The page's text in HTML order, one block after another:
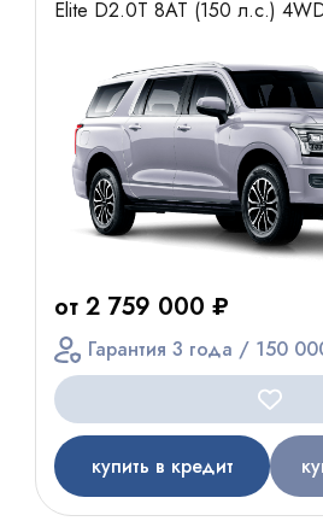
Elite D2.0T 8AT (150 л.с.)
от 2 759 000 ₽
Гарантия 3 года / 150
купить в кредит